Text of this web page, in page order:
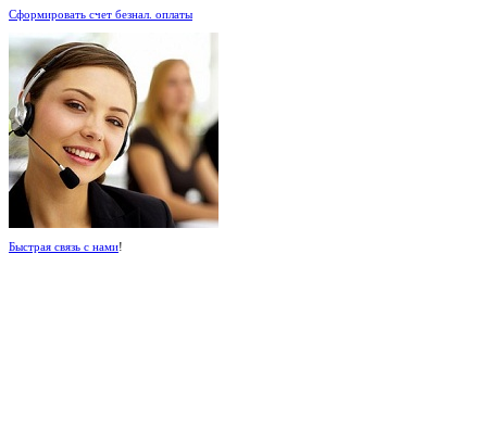
Сформировать счет безнал. оплаты
Быстрая связь с нами!